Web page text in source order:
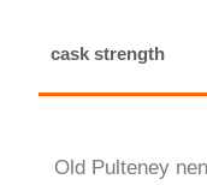
cask strength
Old Pulteney